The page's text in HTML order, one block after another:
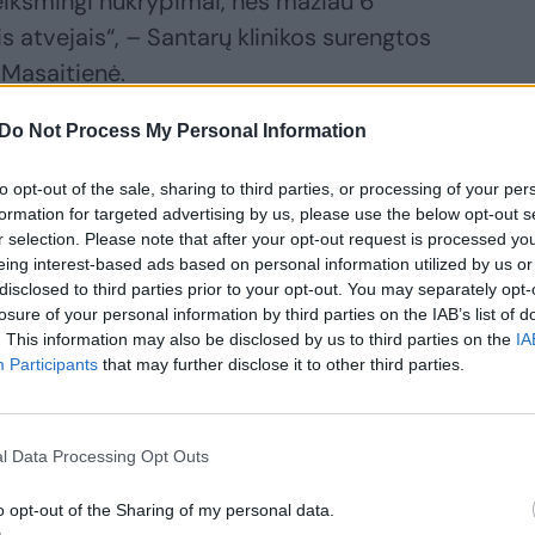
Do Not Process My Personal Information
opt-out of the sale, sharing to third parties, or processing of your
for targeted advertising by us, please use the below opt-out
selection. Please note that after your opt-out request is processed
interest-based ads based on personal information utilized by us
to third parties prior to your opt-out. You may separately
of your personal information by third parties on the IAB’s list of
This information may also be disclosed by us to third parties on the
Participants that may further disclose it to other third parties.
Data Processing Opt Outs
opt-out of the Sharing of my personal data.
atvejais“, – Santarų klinikos surengtos
Keli pabudimai per naktį – nieko
trukdžių, pavyzdžiui, knarkimo, kojų
trukdžių – triukšmo, šviesos ir t.t.
skaityti
toliau?